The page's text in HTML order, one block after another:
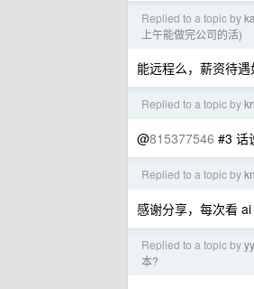
Replied to a topic by
上午能做完公司的活)
能远程么，薪资待
Replied to a topic by
@815377546 #3 话
Replied to a topic by
感谢分享，每次看
Replied to a topic by
本?